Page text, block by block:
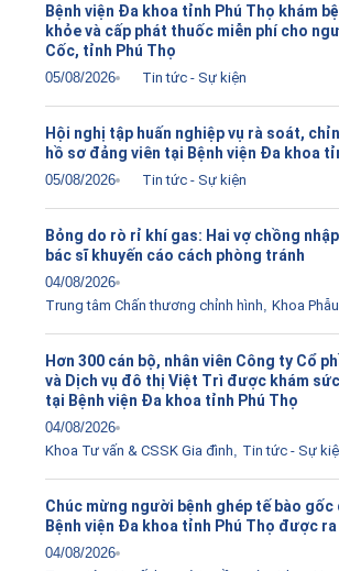
Bệnh viện Đa khoa tỉnh Phú Thọ khám
khỏe và cấp phát thuốc miễn phí cho
Cốc, tỉnh Phú Thọ
05/08/2026 Tin tức - Sự kiện
Hội nghị tập huấn nghiệp vụ rà soát,
hồ sơ đảng viên tại Bệnh viện Đa khoa
05/08/2026 Tin tức - Sự kiện
Bỏng do rò rỉ khí gas: Hai vợ chồng
bác sĩ khuyến cáo cách phòng tránh
04/08/2026
Trung tâm Chấn thương chỉnh hình Khoa
Hơn 300 cán bộ, nhân viên Công ty Cổ
và Dịch vụ đô thị Việt Trì được khám
tại Bệnh viện Đa khoa tỉnh Phú Thọ
04/08/2026
Khoa Tư vấn & CSSK Gia đình
Tin tức - Sự
Chúc mừng người bệnh ghép tế bào
Bệnh viện Đa khoa tỉnh Phú Thọ được ra
04/08/2026